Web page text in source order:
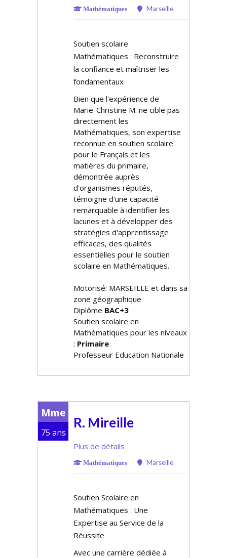
Mathématiques Marseille
Soutien scolaire
Mathématiques : Reconstruire
la confiance et maîtriser les
fondamentaux
Bien que l'expérience de
Marie-Christine M. ne cible pas
directement les
Mathématiques, son expertise
reconnue en soutien scolaire
pour le Français et les
matières du primaire,
démontrée auprès
d'organismes réputés,
témoigne d'une capacité
remarquable à identifier les
lacunes et à développer des
stratégies d'apprentissage
efficaces, des qualités
essentielles pour le soutien
scolaire en Mathématiques.
Motorisé: MARSEILLE et dans sa
zone géographique
Diplôme BAC+3
Soutien scolaire en
Mathématiques pour les niveaux
: Primaire
Professeur Education Nationale
Mme
75 ans
R. Mireille
Plus de détails
Mathématiques Marseille
Soutien Scolaire en
Mathématiques : Une
Expertise au Service de la
Réussite
Avec une carrière dédiée à